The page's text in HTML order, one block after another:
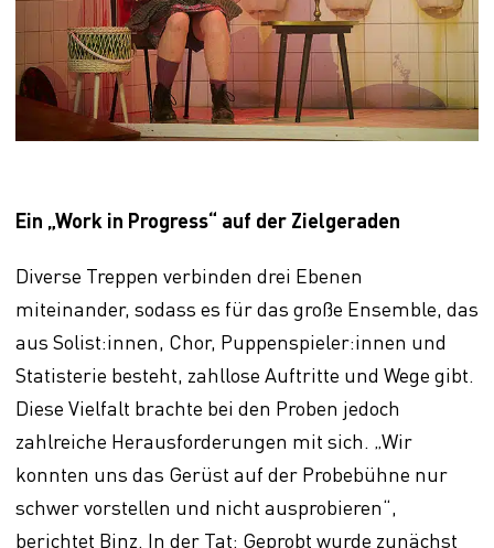
Ein „Work in Progress“ auf der Zielgeraden
Diverse Treppen verbinden drei Ebenen
miteinander, sodass es für das große Ensemble, das
aus Solist:innen, Chor, Puppenspieler:innen und
Statisterie besteht, zahllose Auftritte und Wege gibt.
Diese Vielfalt brachte bei den Proben jedoch
zahlreiche Herausforderungen mit sich. „Wir
konnten uns das Gerüst auf der Probebühne nur
schwer vorstellen und nicht ausprobieren“,
berichtet Binz. In der Tat: Geprobt wurde zunächst